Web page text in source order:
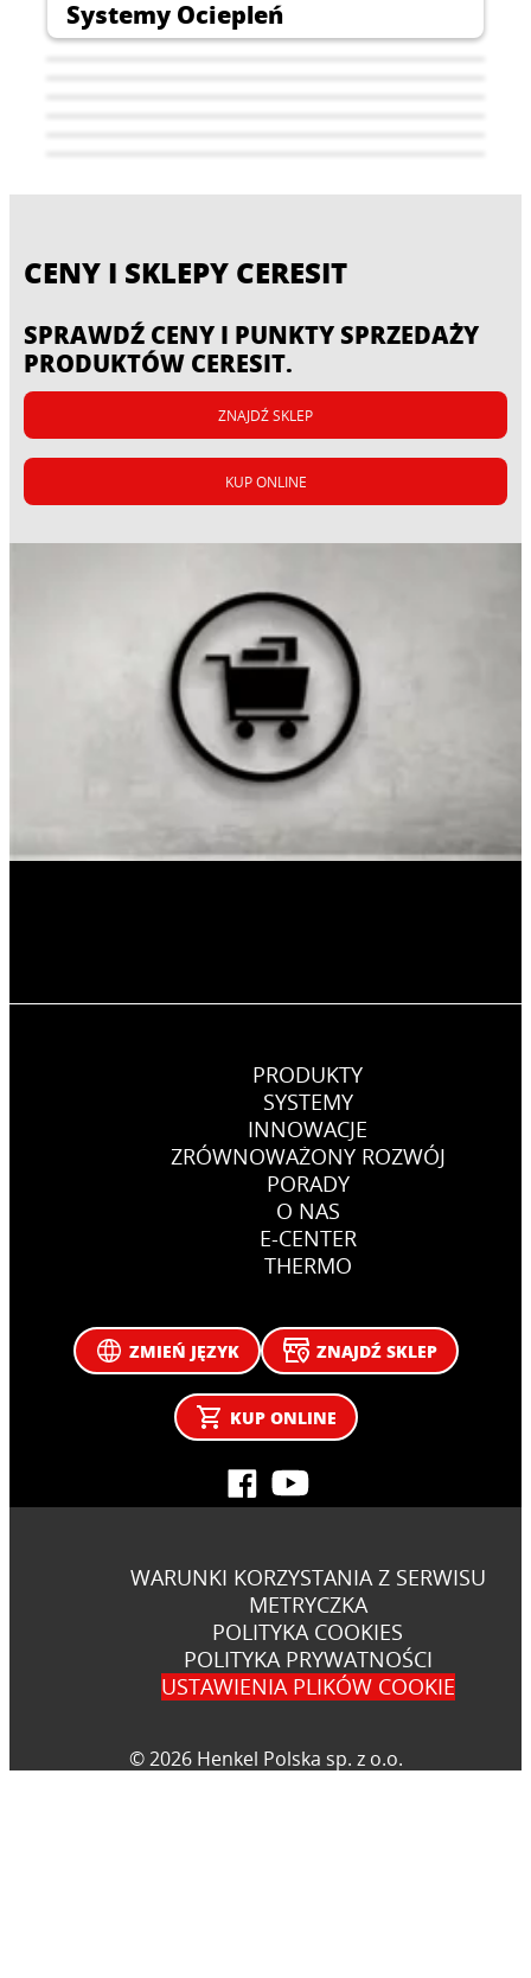
Systemy Ociepleń
Systemy izolacji
przeciwwodnych
Systemy renowacji
Systemy naprawy betonu
Systemy układania płytek
Systemy wykonywania
posadzek
Rozwiązania systemowe w
CENY I SKLEPY CERESIT
SPRAWDŹ CENY I PUNKTY SPRZEDAŻY
PRODUKTÓW CERESIT.
ZNAJDŹ SKLEP
KUP ONLINE
PRODUKTY
SYSTEMY
INNOWACJE
ZRÓWNOWAŻONY ROZWÓJ
PORADY
O NAS
E-CENTER
THERMO
ZMIEŃ JĘZYK ZNAJDŹ SKLEP
KUP ONLINE
WARUNKI KORZYSTANIA Z SERWISU
METRYCZKA
POLITYKA COOKIES
POLITYKA PRYWATNOŚCI
USTAWIENIA PLIKÓW COOKIE
© 2026 Henkel Polska sp. z o.o.